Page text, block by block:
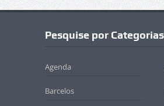
Pesquise por
Agenda
Barcelos